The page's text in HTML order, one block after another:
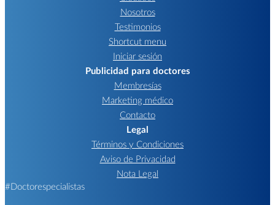
Nosotros
Testimonios
Shortcut menu
Iniciar sesión
Publicidad para doctores
Membresías
Marketing médico
Contacto
Legal
Términos y Condiciones
Aviso de Privacidad
Nota Legal
#Doctorespecialistas